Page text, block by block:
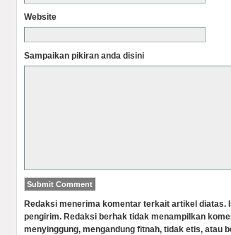
Website
Sampaikan pikiran anda disini
Redaksi menerima komentar terkait artikel diatas.
pengirim. Redaksi berhak tidak menampilkan
menyinggung, mengandung fitnah, tidak etis, atau